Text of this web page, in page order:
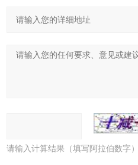
请输入计算结果（填写阿拉伯数字